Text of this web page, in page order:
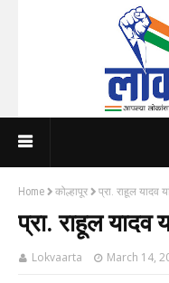
Home कोल्हापूर प्रा. राहूल यादव
प्रा. राहूल यादव
Lokvaarta March 14,